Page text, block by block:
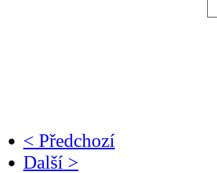
< Předchozí
Další >